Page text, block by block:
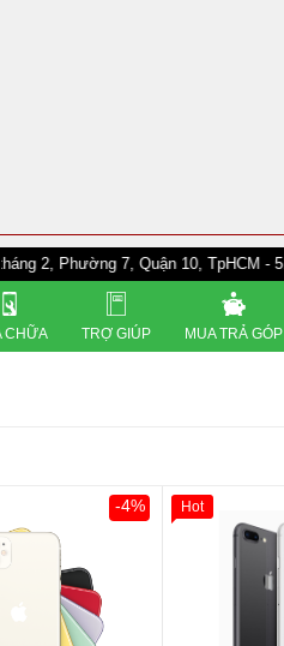
7, Quận 10, TpHCM - 512 Quang
CHỮA TRỢ GIÚP MUA TRẢ GÓP
Khách Hàng
-4%
Giảm
Hot